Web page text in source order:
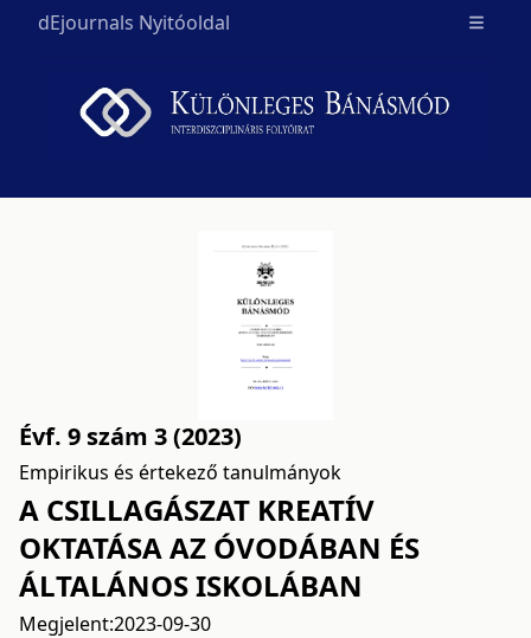
dEjournals Nyitóoldal Open
Évf. 9 szám 3 (2023)
Empirikus és értekező tanulmányok
A CSILLAGÁSZAT KREATÍV
OKTATÁSA AZ ÓVODÁBAN ÉS
ÁLTALÁNOS ISKOLÁBAN
Megjelent:2023-09-30